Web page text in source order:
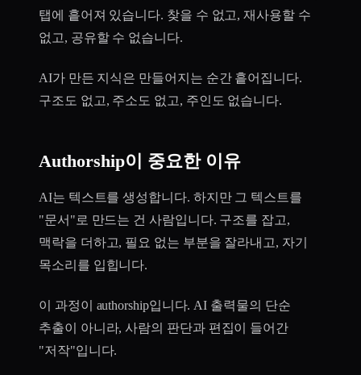
탭에 흩어져 있습니다. 찾을 수 없고, 재사용할 수
없고, 공유할 수 없습니다.
AI가 만든 지식은 만들어지는 순간 흩어집니다.
구조도 없고, 주소도 없고, 주인도 없습니다.
Authorship이 중요한 이유
AI는 텍스트를 생성합니다. 하지만 그 텍스트를
"문서"로 만드는 건 사람입니다. 구조를 잡고,
맥락을 더하고, 필요 없는 부분을 잘라내고, 자기
목소리를 입힙니다.
이 과정이 authorship입니다. AI 출력물의 단순
추출이 아니라, 사람의 판단과 편집이 들어간
"저작"입니다.